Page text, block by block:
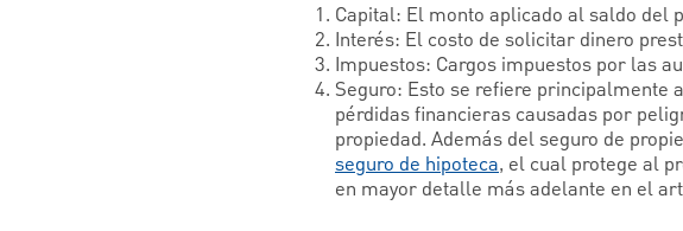
Capital: El monto aplicado al saldo del
Interés: El costo de solicitar dinero
Impuestos: Cargos impuestos por las
Seguro: Esto se refiere principalmente
pérdidas financieras causadas por
propiedad. Además del seguro de
seguro de hipoteca, el cual protege al
en mayor detalle más adelante en el